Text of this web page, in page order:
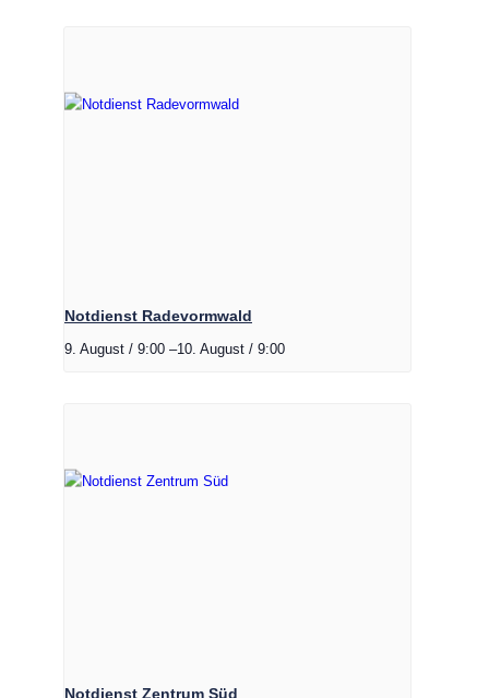
Notdienst Radevormwald
9. August / 9:00 –10. August / 9:00
Notdienst Zentrum Süd